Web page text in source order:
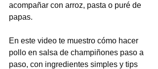
acompañar con arroz, pasta o puré de
papas.
En este video te muestro cómo hacer
pollo en salsa de champiñones paso a
paso, con ingredientes simples y tips